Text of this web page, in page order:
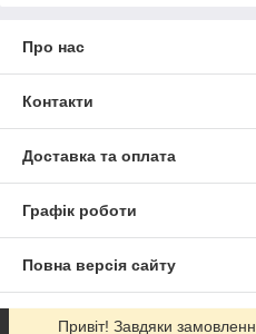
Про нас
Контакти
Доставка та оплата
Графік роботи
Повна версія сайту
Сайт створено на
Привіт! Завдяки